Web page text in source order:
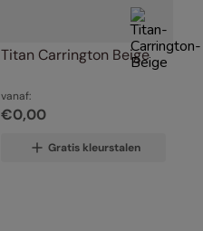
Titan Carrington Beige
vanaf:
€0,00
Gratis kleurstalen